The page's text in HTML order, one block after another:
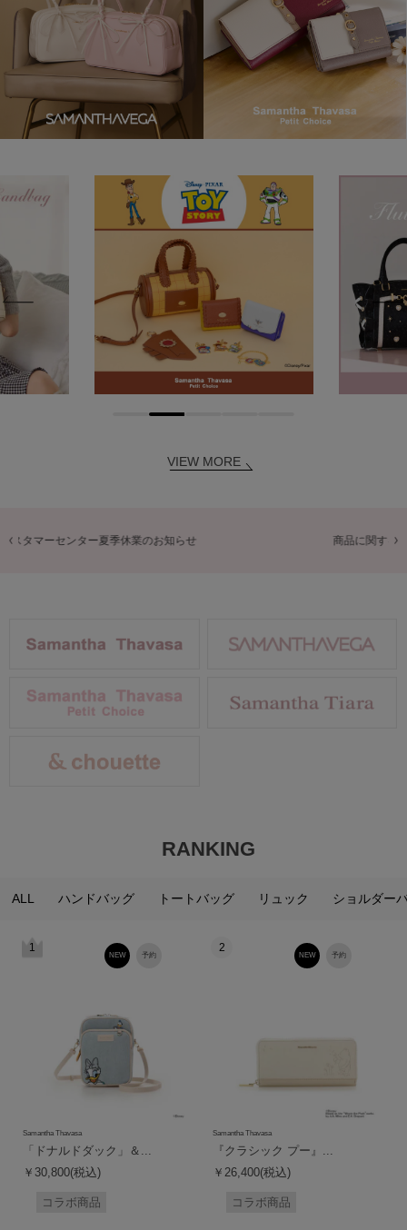
VIEW MORE
商品に関するお詫びとお知らせ
RANKING
ALL ハンドバッグ トートバッグ リュック ショルダー
1
予約
NEW
Samantha Thavasa
「ドナルドダック」＆...
￥30,800(税込)
コラボ商品
2
予約
NEW
Samantha Thavasa
『クラシック プー』...
￥26,400(税込)
コラボ商品